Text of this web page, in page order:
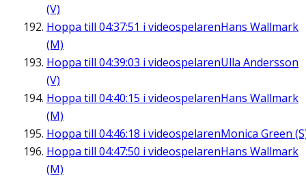
(V)
Hoppa till 04:37:51 i videospelarenHans Wallmark
(M)
Hoppa till 04:39:03 i videospelarenUlla Andersson
(V)
Hoppa till 04:40:15 i videospelarenHans Wallmark
(M)
Hoppa till 04:46:18 i videospelarenMonica Green
Hoppa till 04:47:50 i videospelarenHans Wallmark
(M)